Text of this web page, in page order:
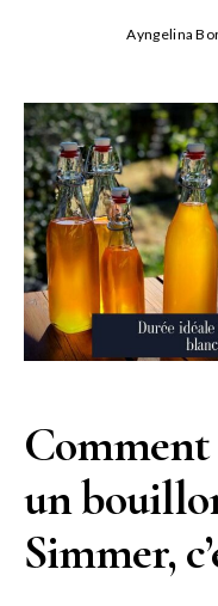
Ayngelina
un
Simmer,